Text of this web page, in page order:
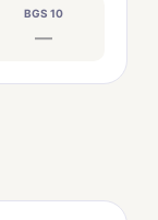
BGS 10
—